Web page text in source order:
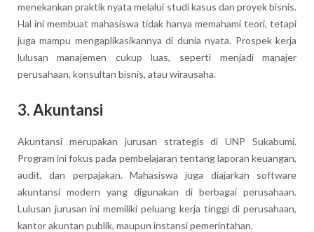
menekankan praktik nyata melalui studi kasus dan proyek bisnis.
Hal ini membuat mahasiswa tidak hanya memahami teori, tetapi
juga mampu mengaplikasikannya di dunia nyata. Prospek kerja
lulusan manajemen cukup luas, seperti menjadi manajer
perusahaan, konsultan bisnis, atau wirausaha.
3. Akuntansi
Akuntansi merupakan jurusan strategis di UNP Sukabumi.
Program ini fokus pada pembelajaran tentang laporan keuangan,
audit, dan perpajakan. Mahasiswa juga diajarkan software
akuntansi modern yang digunakan di berbagai perusahaan.
Lulusan jurusan ini memiliki peluang kerja tinggi di perusahaan,
kantor akuntan publik, maupun instansi pemerintahan.